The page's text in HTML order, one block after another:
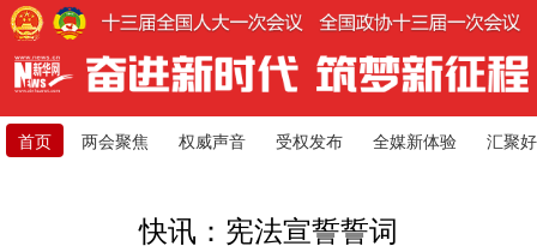
首页 两会聚焦 权威声音 受权发布 全媒新体验 汇聚
快讯：宪法宣誓誓词